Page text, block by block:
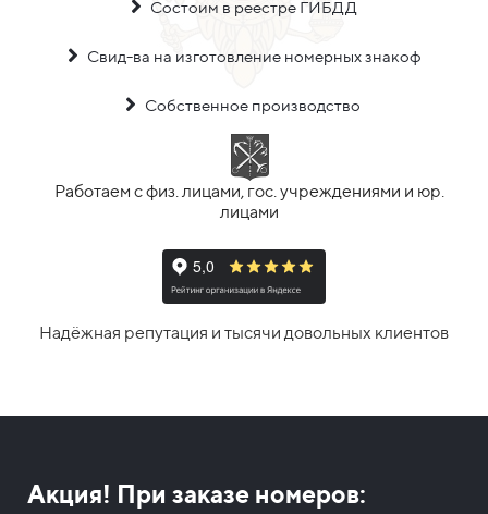
Состоим в реестре ГИБДД
Свид-ва на изготовление номерных знакоф
Собственное производство
Работаем с физ. лицами, гос. учреждениями и юр.
лицами
Надёжная репутация и тысячи довольных клиентов
Акция! При заказе номеров: